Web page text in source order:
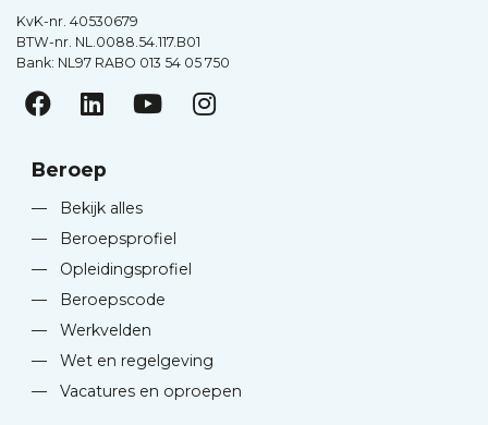
KvK-nr. 40530679
BTW-nr. NL.0088.54.117.B01
Bank: NL97 RABO 013 54 05 750
Beroep
—
Bekijk alles
—
Beroepsprofiel
—
Opleidingsprofiel
—
Beroepscode
—
Werkvelden
—
Wet en regelgeving
—
Vacatures en oproepen